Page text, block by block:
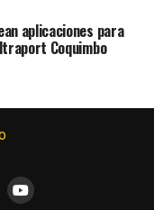
aplicaciones para
Coquimbo